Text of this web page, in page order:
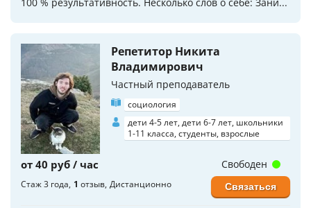
Репетитор Никита
Владимирович
Частный преподаватель
социология
дети 4-5 лет, дети 6-7 лет, школьники
1-11 класса, студенты, взрослые
от 40 руб / час
Стаж 3 года 1 отзыв Дистанционно
Свободен
Связаться